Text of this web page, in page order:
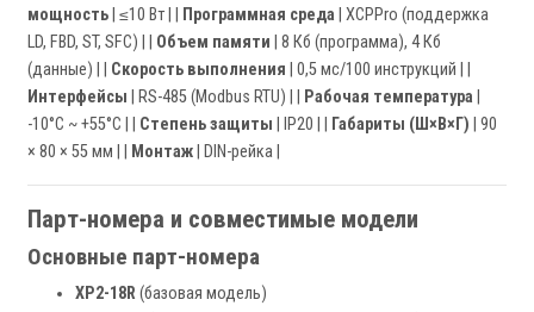
мощность | ≤10 Вт | | Программная среда | XCPPro (поддержка
LD, FBD, ST, SFC) | | Объем памяти | 8 Кб (программа), 4 Кб
(данные) | | Скорость выполнения | 0,5 мс/100 инструкций | |
Интерфейсы | RS-485 (Modbus RTU) | | Рабочая температура
-10°C ~ +55°C | | Степень защиты | IP20 | | Габариты (Ш×В×Г) | 90
× 80 × 55 мм | |
Монтаж | DIN-рейка |
Парт-номера и совместимые модели
Основные парт-номера
XP2-18R (базовая модель)